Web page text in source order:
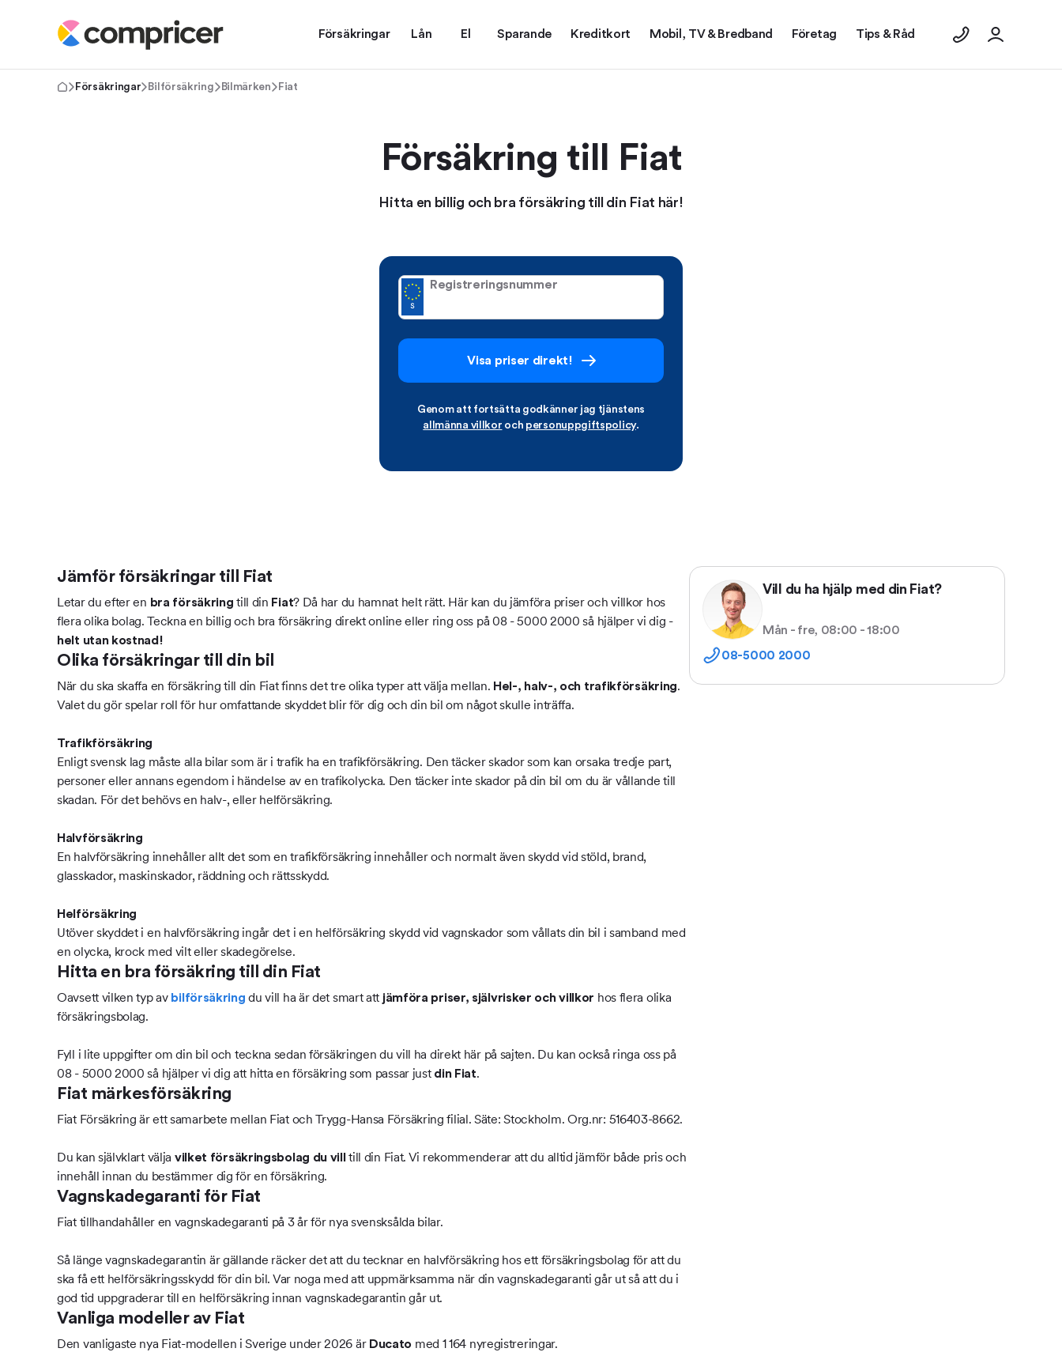
Försäkringar Lån El Sparande Kreditkort Mobil, TV & Bredband Företag Tips & Råd
Försäkringar Bilförsäkring Bilmärken Fiat
Försäkring till Fiat
Hitta en billig och bra försäkring till din Fiat här!
Registreringsnummer
Visa priser direkt!
Genom att fortsätta godkänner jag tjänstens
allmänna villkor och personuppgiftspolicy.
Jämför försäkringar till Fiat
Letar du efter en bra försäkring till din Fiat? Då har du hamnat helt rätt. Här kan du jämföra priser och villkor hos
flera olika bolag. Teckna en billig och bra försäkring direkt online eller ring oss på 08 - 5000 2000 så hjälper vi dig -
helt utan kostnad!
Olika försäkringar till din bil
När du ska skaffa en försäkring till din Fiat finns det tre olika typer att välja mellan. Hel-, halv-, och trafikförsäkring.
Valet du gör spelar roll för hur omfattande skyddet blir för dig och din bil om något skulle inträffa.
Trafikförsäkring
Enligt svensk lag måste alla bilar som är i trafik ha en trafikförsäkring. Den täcker skador som kan orsaka tredje part,
personer eller annans egendom i händelse av en trafikolycka. Den täcker inte skador på din bil om du är vållande till
skadan. För det behövs en halv-, eller helförsäkring.
Halvförsäkring
En halvförsäkring innehåller allt det som en trafikförsäkring innehåller och normalt även skydd vid stöld, brand,
glasskador, maskinskador, räddning och rättsskydd.
Helförsäkring
Utöver skyddet i en halvförsäkring ingår det i en helförsäkring skydd vid vagnskador som vållats din bil i samband med
en olycka, krock med vilt eller skadegörelse.
Hitta en bra försäkring till din Fiat
Oavsett vilken typ av bilförsäkring du vill ha är det smart att jämföra priser, självrisker och villkor hos flera olika
försäkringsbolag.
Fyll i lite uppgifter om din bil och teckna sedan försäkringen du vill ha direkt här på sajten. Du kan också ringa oss på
08 - 5000 2000 så hjälper vi dig att hitta en försäkring som passar just din Fiat.
Fiat märkesförsäkring
Fiat Försäkring är ett samarbete mellan Fiat och Trygg-Hansa Försäkring filial. Säte: Stockholm. Org.nr: 516403-8662.
Du kan självklart välja vilket försäkringsbolag du vill till din Fiat. Vi rekommenderar att du alltid jämför både pris och
innehåll innan du bestämmer dig för en försäkring.
Vagnskadegaranti för Fiat
Fiat tillhandahåller en vagnskadegaranti på 3 år för nya svensksålda bilar.
Så länge vagnskadegarantin är gällande räcker det att du tecknar en halvförsäkring hos ett försäkringsbolag för att du
ska få ett helförsäkringsskydd för din bil. Var noga med att uppmärksamma när din vagnskadegaranti går ut så att du i
god tid uppgraderar till en helförsäkring innan vagnskadegarantin går ut.
Vanliga modeller av Fiat
Den vanligaste nya Fiat-modellen i Sverige under 2026 är Ducato med 1 164 nyregistreringar.
Vill du ha hjälp med din Fiat?
Mån - fre, 08:00 - 18:00
08-5000 2000